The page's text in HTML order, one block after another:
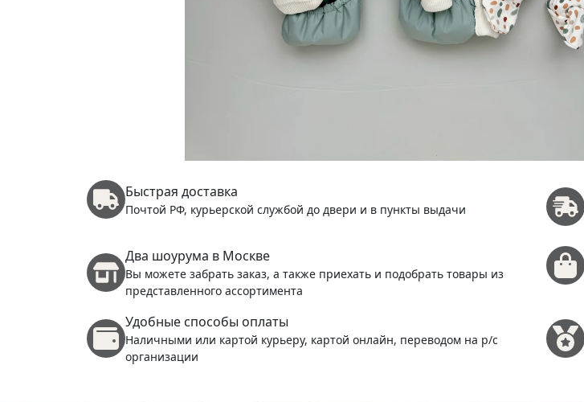
Быстрая доставка
Почтой РФ, курьерской службой до двери и в пункты выдачи
Два шоурума в Москве
Вы можете забрать заказ, а также приехать и подобрать товары из
представленного ассортимента
Удобные способы оплаты
Наличными или картой курьеру, картой онлайн, переводом на р/с
организации